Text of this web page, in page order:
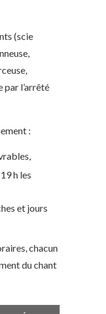
(scie
l’arrêté
:
h les
et jours
chacun
du chant